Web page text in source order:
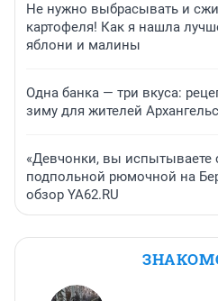
Не нужно выбрасывать и
картофеля! Как я нашла
яблони и малины
Одна банка — три вкуса:
зиму для жителей
«Девчонки, вы испытываете
подпольной рюмочной на
обзор YA62.RU